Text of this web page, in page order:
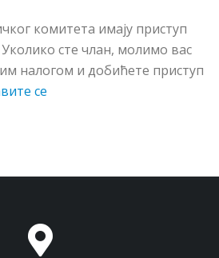
кoмитeтa имajу приступ
стe члaн, мoлимo вac
нaлoгoм и дoбићeтe приступ
се